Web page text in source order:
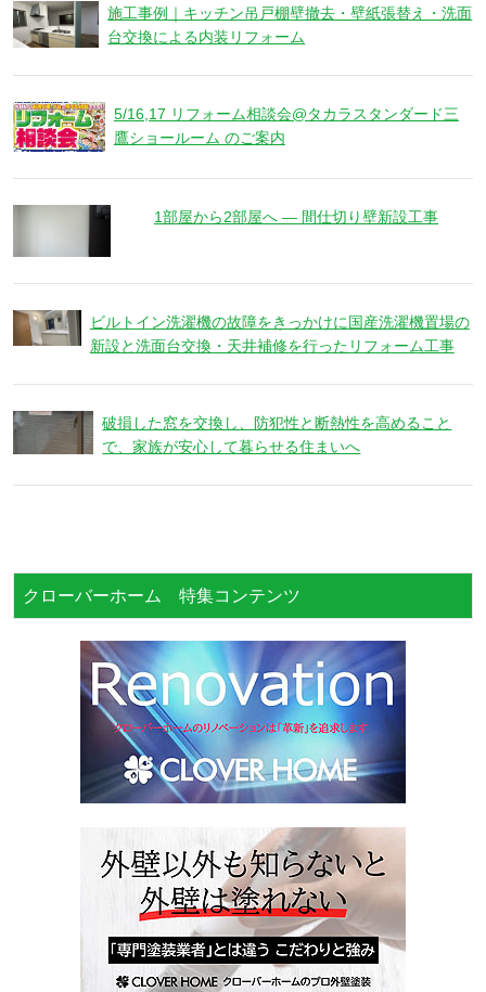
施工事例｜キッチン吊戸棚壁撤去・壁紙張替え・洗面
台交換による内装リフォーム
5/16,17 リフォーム相談会@タカラスタンダード三
鷹ショールーム のご案内
1部屋から2部屋へ ― 間仕切り壁新設工事
ビルトイン洗濯機の故障をきっかけに国産洗濯機置場の
新設と洗面台交換・天井補修を行ったリフォーム工事
破損した窓を交換し、防犯性と断熱性を高めること
で、家族が安心して暮らせる住まいへ
クローバーホーム 特集コンテンツ